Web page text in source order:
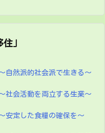
」
自然派的社会派で生きる～
社会活動を両立する生業～
安定した食糧の確保を～